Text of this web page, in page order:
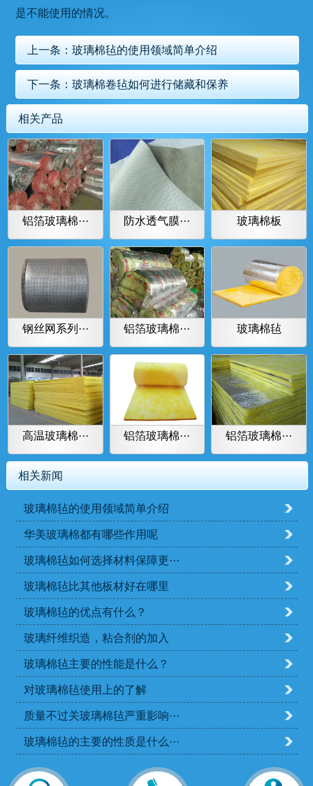
是不能使用的情况。
上一条：玻璃棉毡的使用领域简单介绍
下一条：玻璃棉卷毡如何进行储藏和保养
相关产品
铝箔玻璃棉··· 防水透气膜··· 玻璃棉板
钢丝网系列··· 铝箔玻璃棉··· 玻璃棉毡
高温玻璃棉··· 铝箔玻璃棉··· 铝箔玻璃棉···
相关新闻
玻璃棉毡的使用领域简单介绍
华美玻璃棉都有哪些作用呢
玻璃棉毡如何选择材料保障更···
玻璃棉毡比其他板材好在哪里
玻璃棉毡的优点有什么？
玻璃纤维织造，粘合剂的加入
玻璃棉毡主要的性能是什么？
对玻璃棉毡使用上的了解
质量不过关玻璃棉毡严重影响···
玻璃棉毡的主要的性质是什么···